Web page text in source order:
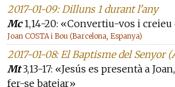
2017-01-09: Dilluns 1 durant l'any
Mc1,14-20: «Convertiu-vos i creieu
Joan COSTA i Bou (Barcelona, Espanya)
2017-01-08: El Baptisme del Senyor
Mt3,13-17: «Jesús es presentà a
fer-se batejar»